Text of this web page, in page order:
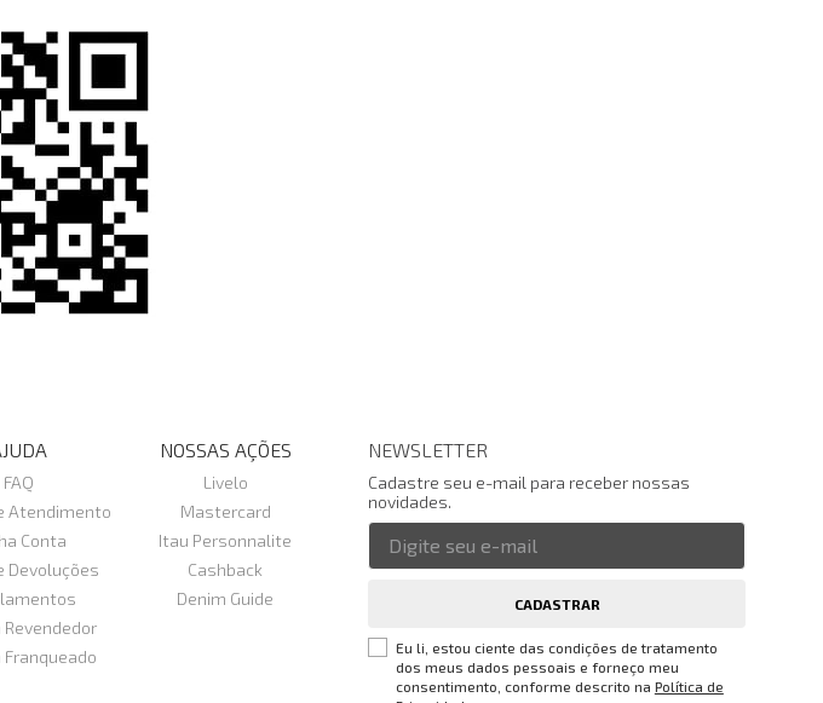
FAQ
Atendimento
Conta
Devoluções
Revendedor
Franqueado
NOSSAS AÇÕES
Livelo
Mastercard
Itau Personnalite
Cashback
Denim Guide
NEWSLETTER
Cadastre seu e-mail para receber nossas
novidades.
CADASTRAR
Eu li, estou ciente das condições de tratamento
dos meus dados pessoais e forneço meu
consentimento, conforme descrito na Política de